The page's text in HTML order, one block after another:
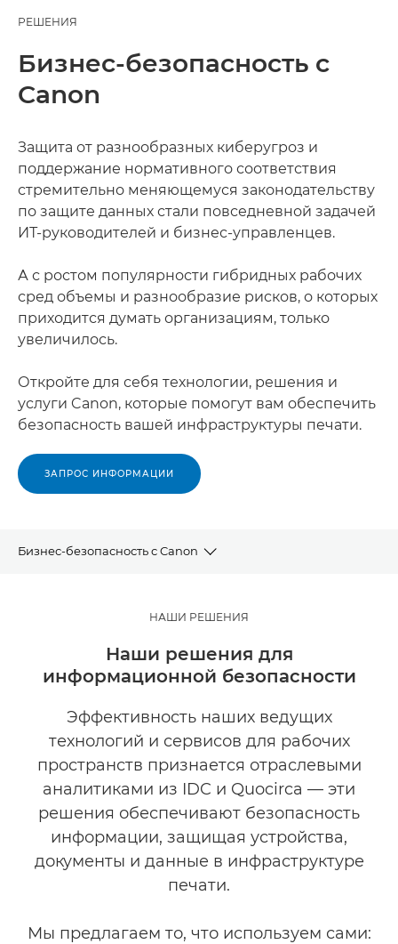
РЕШЕНИЯ
Бизнес-безопасность с
Canon
Защита от разнообразных киберугроз и
поддержание нормативного соответствия
стремительно меняющемуся законодательству
по защите данных стали повседневной задачей
ИТ-руководителей и бизнес-управленцев.
А с ростом популярности гибридных рабочих
сред объемы и разнообразие рисков, о которых
приходится думать организациям, только
увеличилось.
Откройте для себя технологии, решения и
услуги Canon, которые помогут вам обеспечить
безопасность вашей инфраструктуры печати.
ЗАПРОС ИНФОРМАЦИИ
Бизнес-безопасность с Canon
УЗНАТЬ БОЛЬШЕ
СОПУТСТВУЮЩИЕ РЕШЕНИЯ
СВЯЖИТЕСЬ С НАМИ
НАШИ РЕШЕНИЯ
Наши решения для
информационной безопасности
Эффективность наших ведущих
технологий и сервисов для рабочих
пространств признается отраслевыми
аналитиками из IDC и Quocirca — эти
решения обеспечивают безопасность
информации, защищая устройства,
документы и данные в инфраструктуре
печати.
Мы предлагаем то, что используем сами: